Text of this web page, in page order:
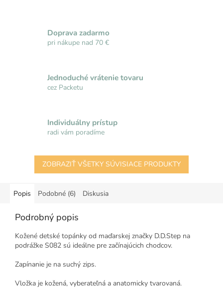
Doprava zadarmo
pri nákupe nad 70 €
Jednoduché vrátenie tovaru
cez Packetu
Individuálny prístup
radi vám poradíme
ZOBRAZIŤ VŠETKY SÚVISIACE PRODUKTY
Popis Podobné (6) Diskusia
Podrobný popis
Kožené detské topánky od maďarskej značky D.D.Step na
podrážke S082 sú ideálne pre začínajúcich chodcov.
Zapínanie je na suchý zips.
Vložka je kožená, vyberateľná a anatomicky tvarovaná.